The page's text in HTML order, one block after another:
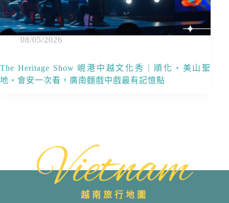
08/05/2026
The Heritage Show 峴港中越文化秀｜順化・美山聖
地・會安一次看，廣南麵戲中戲最有記憶點
Vietnam
越南旅行地圖